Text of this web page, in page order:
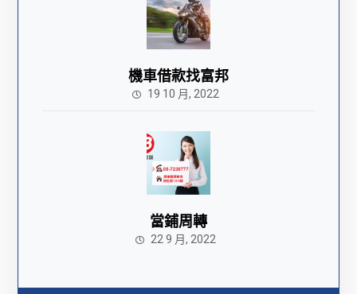
機車借款找富邦
19 10 月, 2022
當鋪周轉
22 9 月, 2022